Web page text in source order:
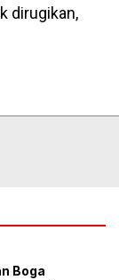
dirugikan,
Boga